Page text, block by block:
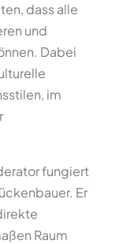
dass alle
und
Dabei
im
fungiert
Er
Raum